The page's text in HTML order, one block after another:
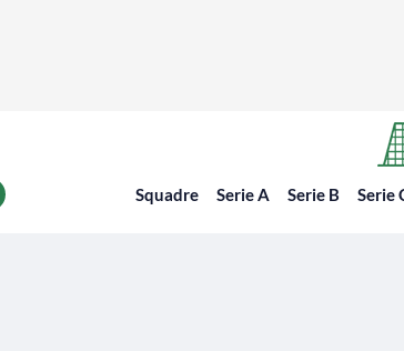
Squadre Serie A Serie B Serie